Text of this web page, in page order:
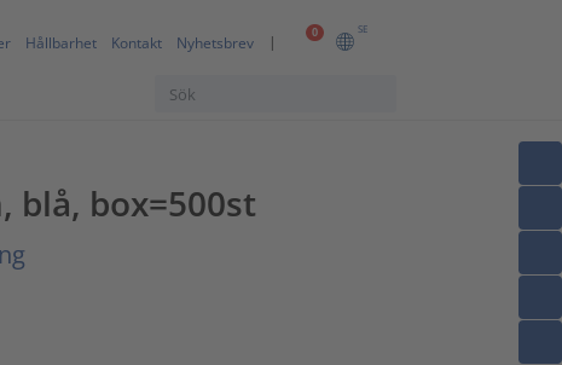
0 SE
Hållbarhet Kontakt Nyhetsbrev
blå, box=500st